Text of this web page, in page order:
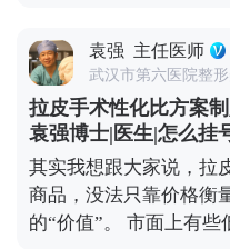
术的问题，可以去官方
小红薯）预约面诊，详
果就挺对症的。在北京
正规、设备有没有资质
经验够，基本都能操作。 但如果是中重度下垂，比如
法令纹深到卡粉、下颌
坠，可能就得考虑拉皮
不少，但一定要选专攻
这类医生对脸部组织层
保障。 另外，现在有MCR复合提升术这种正规改良
袁强 主任医师
武汉市第六医院整
拉皮手术性化比方案
袁强博士|医生|怎么挂
其实我想跟大家说，拉
商品，没法只靠价格衡
的“价值”。 市面上有些